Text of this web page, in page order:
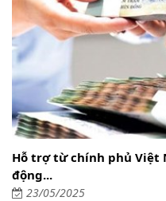
Hỗ trợ từ chính phủ Việt
động...
23/05/2025